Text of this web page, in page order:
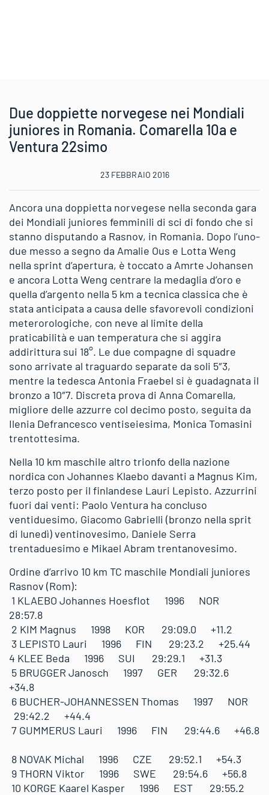
Due doppiette norvegese nei Mondiali
juniores in Romania. Comarella 10a e
Ventura 22simo
23 FEBBRAIO 2016
Ancora una doppietta norvegese nella seconda gara
dei Mondiali juniores femminili di sci di fondo che si
stanno disputando a Rasnov, in Romania. Dopo l’uno-
due messo a segno da Amalie Ous e Lotta Weng
nella sprint d’apertura, è toccato a Amrte Johansen
e ancora Lotta Weng centrare la medaglia d’oro e
quella d’argento nella 5 km a tecnica classica che è
stata anticipata a causa delle sfavorevoli condizioni
meterorologiche, con neve al limite della
praticabilità e uan temperatura che si aggira
addirittura sui 18°. Le due compagne di squadre
sono arrivate al traguardo separate da soli 5″3,
mentre la tedesca Antonia Fraebel si è guadagnata il
bronzo a 10″7. Discreta prova di Anna Comarella,
migliore delle azzurre col decimo posto, seguita da
Ilenia Defrancesco ventiseiesima, Monica Tomasini
trentottesima.
Nella 10 km maschile altro trionfo della nazione
nordica con Johannes Klaebo davanti a Magnus Kim,
terzo posto per il finlandese Lauri Lepisto. Azzurrini
fuori dai venti: Paolo Ventura ha concluso
ventiduesimo, Giacomo Gabrielli (bronzo nella sprit
di lunedì) ventinovesimo, Daniele Serra
trentaduesimo e Mikael Abram trentanovesimo.
Ordine d’arrivo 10 km TC maschile Mondiali juniores
Rasnov (Rom):
1 KLAEBO Johannes Hoesflot 1996 NOR
28:57.8
2 KIM Magnus 1998 KOR 29:09.0 +11.2
3 LEPISTO Lauri 1996 FIN 29:23.2 +25.44
4 KLEE Beda 1996 SUI 29:29.1 +31.3
5 BRUGGER Janosch 1997 GER 29:32.6
+34.8
6 BUCHER-JOHANNESSEN Thomas 1997 NOR
29:42.2 +44.4
7 GUMMERUS Lauri 1996 FIN 29:44.6 +46.8
8 NOVAK Michal 1996 CZE 29:52.1 +54.3
9 THORN Viktor 1996 SWE 29:54.6 +56.8
10 KORGE Kaarel Kasper 1996 EST 29:55.2